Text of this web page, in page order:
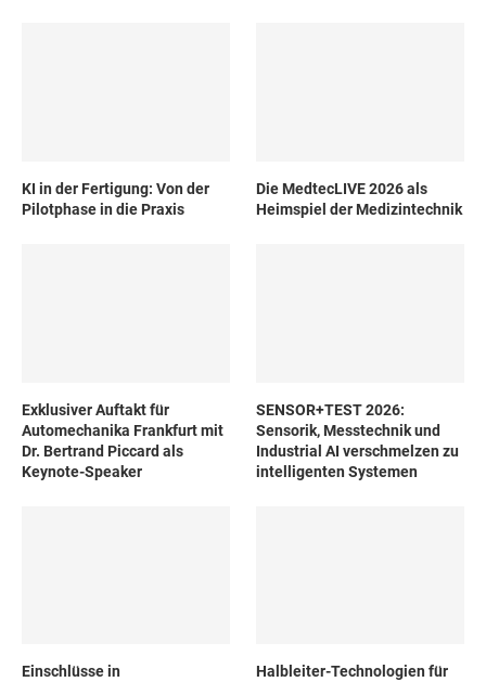
KI in der Fertigung: Von der
Pilotphase in die Praxis
Die MedtecLIVE 2026 als
Heimspiel der Medizintechnik
Exklusiver Auftakt für
Automechanika Frankfurt mit
Dr. Bertrand Piccard als
Keynote-Speaker
SENSOR+TEST 2026:
Sensorik, Messtechnik und
Industrial AI verschmelzen zu
intelligenten Systemen
Einschlüsse in Halbleiter-Technologien für